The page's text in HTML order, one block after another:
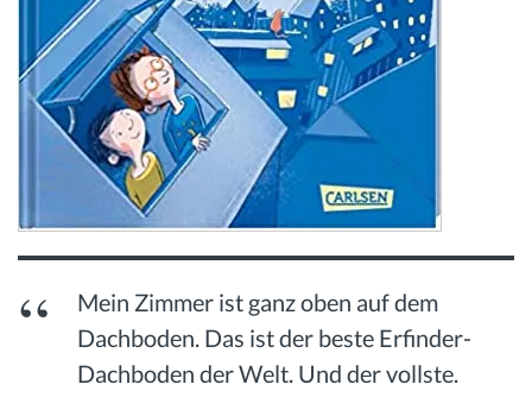
Mein Zimmer ist ganz oben auf dem
Dachboden. Das ist der beste Erfinder-
Dachboden der Welt. Und der vollste.